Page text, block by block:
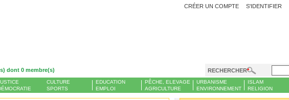
CRÉER UN COMPTE S'IDENTIFIER
dont 0 membre(s) RECHERCHER
CULTURE
SPORTS
EDUCATION
EMPLOI
PÊCHE, ELEVAGE
AGRICULTURE
URBANISME
ENVIRONNEMENT
ISLAM
RELIGION